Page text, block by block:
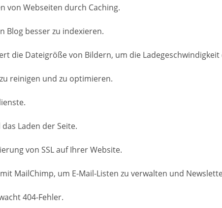
von Webseiten durch Caching.
Blog besser zu indexieren.
die Dateigröße von Bildern, um die
reinigen und zu optimieren.
Laden der Seite.
von SSL auf Ihrer Website.
MailChimp, um E-Mail-Listen zu verwalten und
404-Fehler.